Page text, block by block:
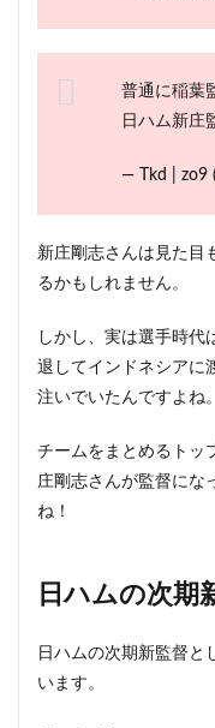
普通に稲葉
日ハム新庄
— Tkd | zo9
新庄剛志さんは見た目
るかもしれません。
しかし、実は選手時代
退してインドネシアに
注いでいたんですよね。
チームをまとめるトッ
庄剛志さんが監督にな
ね！
日ハムの次期
日ハムの次期新監督と
います。